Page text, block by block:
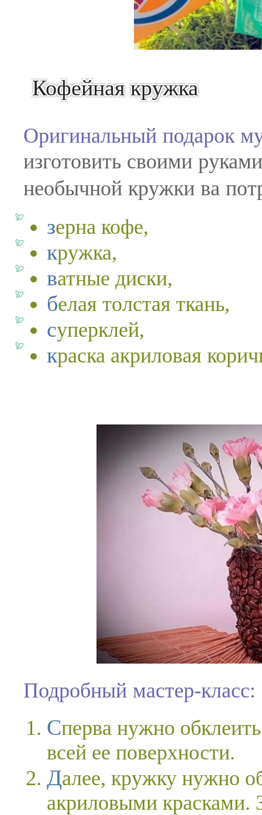
Кофейная кружка
Оригинальный подарок
изготовить своими
необычной кружки ва
зерна кофе,
кружка,
ватные диски,
белая толстая ткань,
суперклей,
краска акриловая
Подробный мастер-класс:
Сперва нужно обклеить ватными дисками кружку по
всей ее поверхности.
Далее, кружку нужно обмотать нитками и покрасить
акриловыми красками.